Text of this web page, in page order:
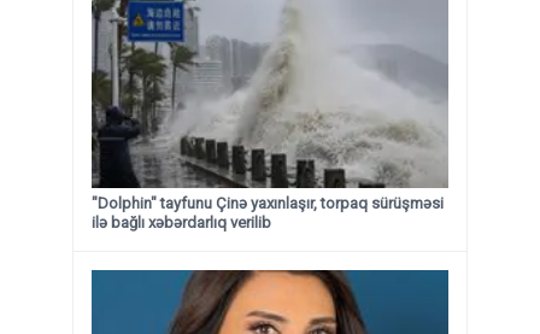
"Dolphin" tayfunu Çinə yaxınlaşır, torpaq sürüşməsi
ilə bağlı xəbərdarlıq verilib